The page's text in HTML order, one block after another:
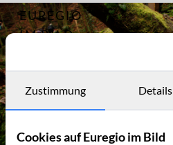
EUREGIO
IM BILD
Archiv
Kontakt
Archiv 7317
Zustimmung Details
Cookies auf Euregio im Bild